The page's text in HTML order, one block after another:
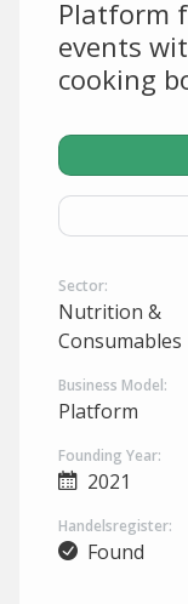
Platform
events
cooking
Sector:
Nutrition &
Consumables
Business Model:
Platform
Founding Year:
2021
Handelsregister:
Found